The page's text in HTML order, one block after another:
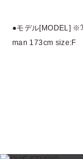
●モデル[MODEL] ※
man 173cm size:F